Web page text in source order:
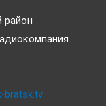
район
bratsk.tv